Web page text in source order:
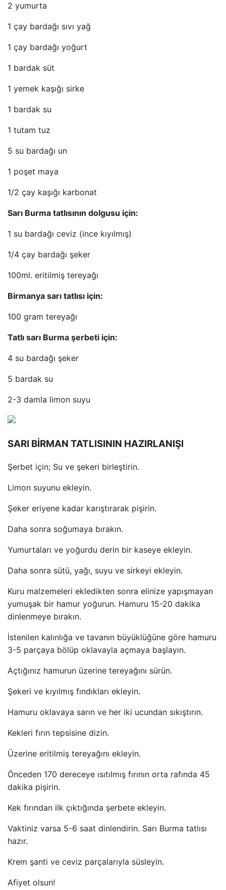
2 yumurta
1 çay bardağı sıvı yağ
1 çay bardağı yoğurt
1 bardak süt
1 yemek kaşığı sirke
1 bardak su
1 tutam tuz
5 su bardağı un
1 poşet maya
1/2 çay kaşığı karbonat
Sarı Burma tatlısının dolgusu için:
1 su bardağı ceviz (ince kıyılmış)
1/4 çay bardağı şeker
100ml. eritilmiş tereyağı
Birmanya sarı tatlısı için:
100 gram tereyağı
Tatlı sarı Burma şerbeti için:
4 su bardağı şeker
5 bardak su
2-3 damla limon suyu
SARI BİRMAN TATLISININ HAZIRLANIŞI
Şerbet için; Su ve şekeri birleştirin.
Limon suyunu ekleyin.
Şeker eriyene kadar karıştırarak pişirin.
Daha sonra soğumaya bırakın.
Yumurtaları ve yoğurdu derin bir kaseye ekleyin.
Daha sonra sütü, yağı, suyu ve sirkeyi ekleyin.
Kuru malzemeleri ekledikten sonra elinize yapışmayan
yumuşak bir hamur yoğurun. Hamuru 15-20 dakika
dinlenmeye bırakın.
İstenilen kalınlığa ve tavanın büyüklüğüne göre hamuru
3-5 parçaya bölüp oklavayla açmaya başlayın.
Açtığınız hamurun üzerine tereyağını sürün.
Şekeri ve kıyılmış fındıkları ekleyin.
Hamuru oklavaya sarın ve her iki ucundan sıkıştırın.
Kekleri fırın tepsisine dizin.
Üzerine eritilmiş tereyağını ekleyin.
Önceden 170 dereceye ısıtılmış fırının orta rafında 45
dakika pişirin.
Kek fırından ilk çıktığında şerbete ekleyin.
Vaktiniz varsa 5-6 saat dinlendirin. Sarı Burma tatlısı
hazır.
Krem şanti ve ceviz parçalarıyla süsleyin.
Afiyet olsun!